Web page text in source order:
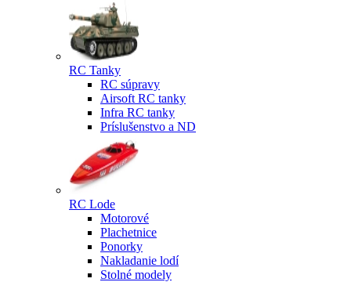
RC Tanky
RC súpravy
Airsoft RC tanky
Infra RC tanky
Príslušenstvo a ND
RC Lode
Motorové
Plachetnice
Ponorky
Nakladanie lodí
Stolné modely